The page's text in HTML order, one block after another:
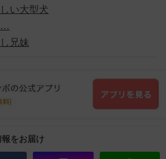
い大型犬
…
兄妹
をお届け